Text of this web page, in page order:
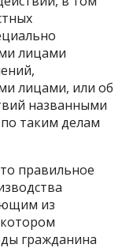
лицами
лицами, или об
названными
таким делам
правильное
из
гражданина